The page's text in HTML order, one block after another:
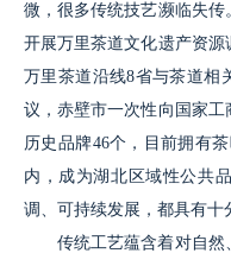
微，很多传统技艺濒临失
开展万里茶道文化遗产资
万里茶道沿线8省与茶道相
议，赤壁市一次性向国家
历史品牌46个，目前拥有
内，成为湖北区域性公共
调、可持续发展，都具有十
传统工艺蕴含着对自